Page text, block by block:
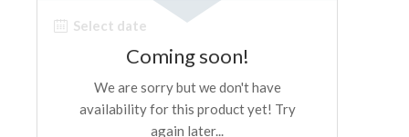
Le Jardin de Boboli
Le Palazzo Vecchio